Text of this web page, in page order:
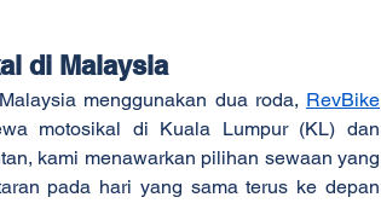
di Malaysia
menggunakan dua roda, RevBike
motosikal di Kuala Lumpur (KL) dan
kami menawarkan pilihan sewaan yang
pada hari yang sama terus ke depan